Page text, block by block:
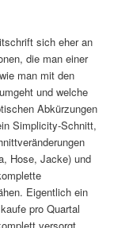
sich eher an
die man einer
man mit den
und welche
Abkürzungen
Simplicity-Schnitt,
Hose, Jacke) und
Eigentlich ein
pro Quartal